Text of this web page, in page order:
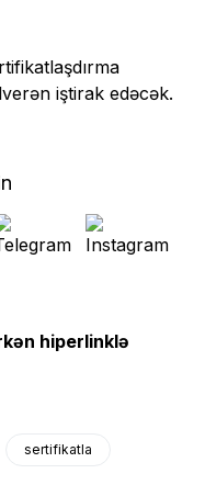
iştirak edəcək.
hiperlinklə
sertifikatla